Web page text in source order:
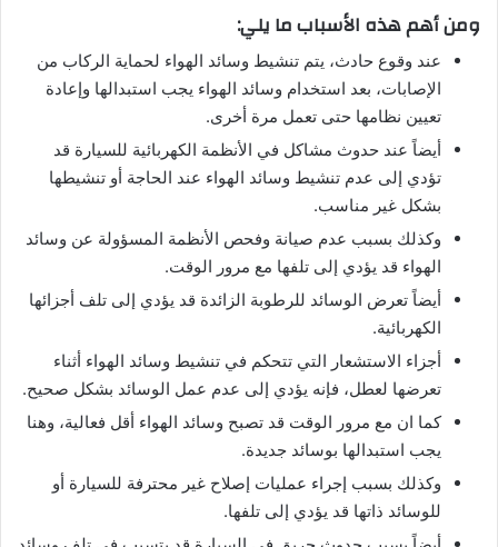
ومن أهم هذه الأسباب ما يلي:
عند وقوع حادث، يتم تنشيط وسائد الهواء لحماية الركاب من
الإصابات، بعد استخدام وسائد الهواء يجب استبدالها وإعادة
تعيين نظامها حتى تعمل مرة أخرى.
أيضاً عند حدوث مشاكل في الأنظمة الكهربائية للسيارة قد
تؤدي إلى عدم تنشيط وسائد الهواء عند الحاجة أو تنشيطها
بشكل غير مناسب.
وكذلك بسبب عدم صيانة وفحص الأنظمة المسؤولة عن وسائد
الهواء قد يؤدي إلى تلفها مع مرور الوقت.
أيضاً تعرض الوسائد للرطوبة الزائدة قد يؤدي إلى تلف أجزائها
الكهربائية.
أجزاء الاستشعار التي تتحكم في تنشيط وسائد الهواء أثناء
تعرضها لعطل، فإنه يؤدي إلى عدم عمل الوسائد بشكل صحيح.
كما ان مع مرور الوقت قد تصبح وسائد الهواء أقل فعالية، وهنا
يجب استبدالها بوسائد جديدة.
وكذلك بسبب إجراء عمليات إصلاح غير محترفة للسيارة أو
للوسائد ذاتها قد يؤدي إلى تلفها.